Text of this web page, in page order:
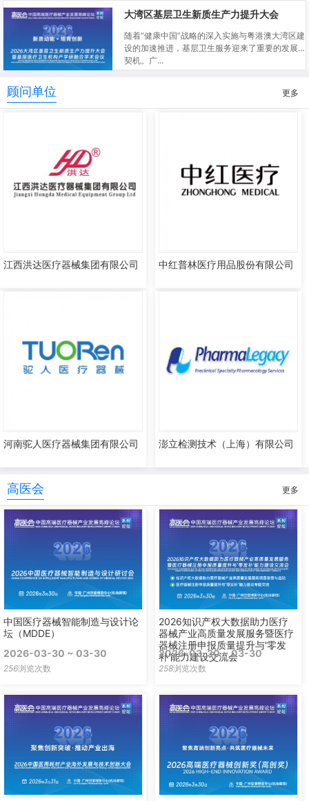
大湾区基层卫生新质生产力提升大会
随着“健康中国”战略的深入实施与粤港澳大湾区建
设的加速推进，基层卫生服务迎来了重要的发展
契机。广...
顾问单位 更多
江西洪达医疗器械集团有限公司 中红普林医疗用品股份有限公司
河南驼人医疗器械集团有限公司 澎立检测技术（上海）有限公司
高医会 更多
中国医疗器械智能制造与设计论
坛（MDDE）
2026-03-30 ~ 03-30
256浏览次数
2026知识产权大数据助力医疗
器械产业高质量发展服务暨医疗
器械注册申报质量提升与'零发
补'能力建设交流会
2026-03-30 ~ 03-30
258浏览次数